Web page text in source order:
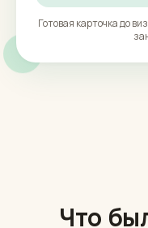
Готовая карточка до
Что